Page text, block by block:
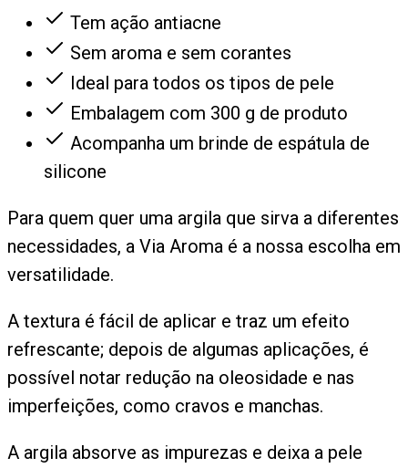
Tem ação antiacne
Sem aroma e sem corantes
Ideal para todos os tipos de pele
Embalagem com 300 g de produto
Acompanha um brinde de espátula de
silicone
Para quem quer uma argila que sirva a diferentes
necessidades, a Via Aroma é a nossa escolha em
versatilidade.
A textura é fácil de aplicar e traz um efeito
refrescante; depois de algumas aplicações, é
possível notar redução na oleosidade e nas
imperfeições, como cravos e manchas.
A argila absorve as impurezas e deixa a pele